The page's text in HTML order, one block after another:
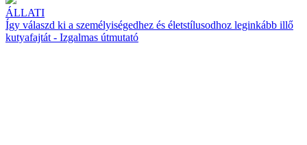
ÁLLATI
Így válaszd ki a személyiségedhez és életstílusodhoz leginkább illő
kutyafajtát - Izgalmas útmutató